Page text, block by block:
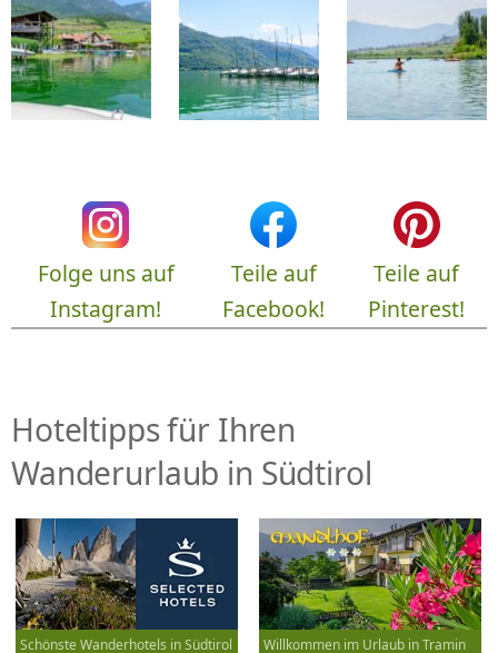
Folge uns auf
Instagram!
Teile auf
Facebook!
Teile auf
Pinterest!
Hoteltipps für Ihren
Wanderurlaub in Südtirol
Schönste Wanderhotels in Südtirol Willkommen im Urlaub in Tramin